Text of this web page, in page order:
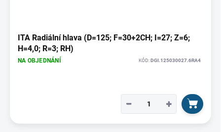
ITA Radiální hlava (D=125; F=30+2CH; I=27; Z=6;
H=4,0; R=3; RH)
NA OBJEDNÁNÍ KÓD:DGI.125030027.6RA4
+
−